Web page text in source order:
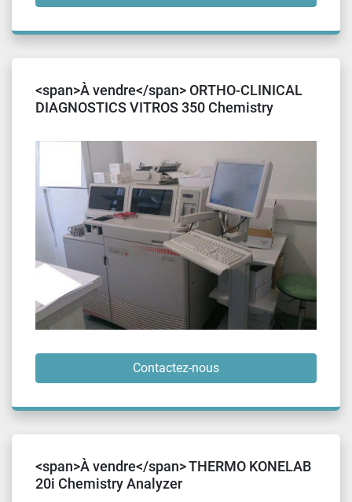
<span>À vendre</span> ORTHO-CLINICAL
DIAGNOSTICS VITROS 350 Chemistry
Contactez-nous
<span>À vendre</span> THERMO KONELAB
20i Chemistry Analyzer